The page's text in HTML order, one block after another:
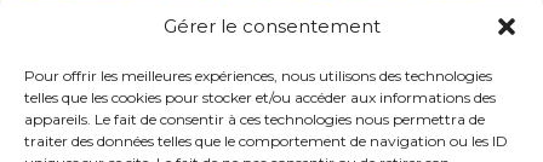
Gérer le consentement
Pour offrir les meilleures expériences, nous utilisons des technologies
telles que les cookies pour stocker et/ou accéder aux informations des
appareils. Le fait de consentir à ces technologies nous permettra de
traiter des données telles que le comportement de navigation ou les ID
Suivi de production des Panneaux
Photovoltaïques